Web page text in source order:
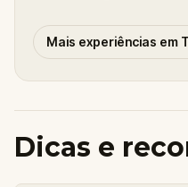
Mais experiências em
Dicas e